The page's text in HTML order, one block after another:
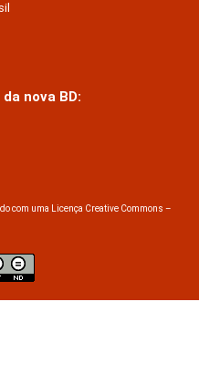
nova BD:
com uma Licença Creative Commons –